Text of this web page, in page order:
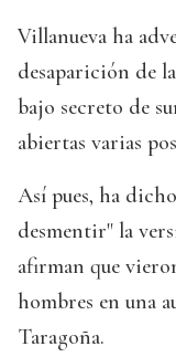
Villanueva ha
desaparición de
bajo secreto de
abiertas varias
Así pues, ha
desmentir" la
afirman que
hombres en una
Taragoña.